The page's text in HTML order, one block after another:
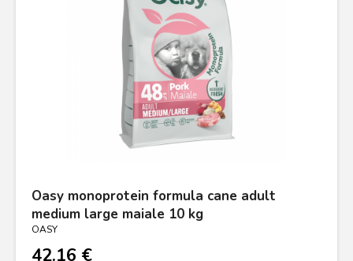
Oasy monoprotein formula cane adult
medium large maiale 10 kg
OASY
42.16 €